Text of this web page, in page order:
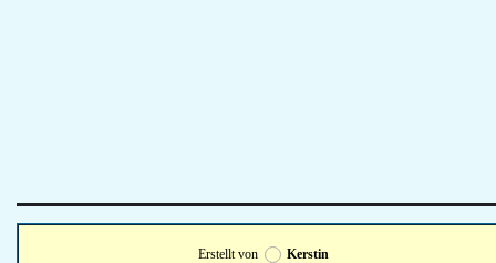
Erstellt von Kerstin